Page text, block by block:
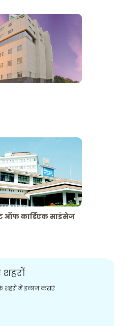
ऑफ कार्डिएक साइंसेज
शहरों
में इलाज कराएं